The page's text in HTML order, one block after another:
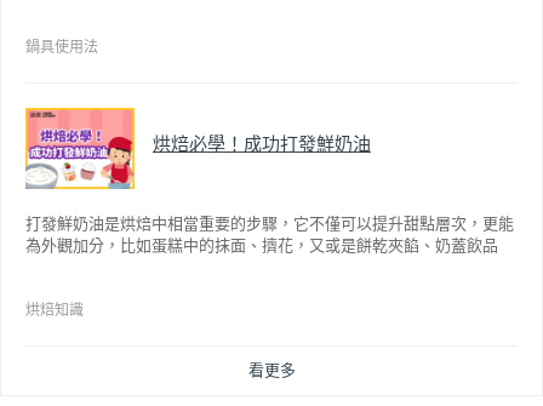
因此金鑽不沾系列的鍋具，更年年穩居銷售排行榜的前幾名。然而如何
鍋具使用法
烘焙必學！成功打發鮮奶油
打發鮮奶油是烘焙中相當重要的步驟，它不僅可以提升甜點層次，更能
為外觀加分，比如蛋糕中的抹面、擠花，又或是餅乾夾餡、奶蓋飲品
烘焙知識
看更多